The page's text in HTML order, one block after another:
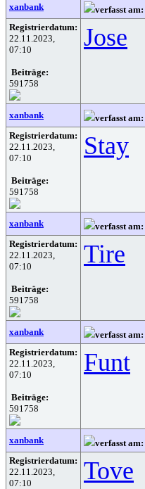
xanbank verfasst am:
Registrierdatum:
22.11.2023,
07:10
Beiträge:
591758
Jose
xanbank verfasst am:
Registrierdatum:
22.11.2023,
07:10
Beiträge:
591758
Stay
xanbank verfasst am:
Registrierdatum:
22.11.2023,
07:10
Beiträge:
591758
Tire
xanbank verfasst am:
Registrierdatum:
22.11.2023,
07:10
Beiträge:
591758
Funt
xanbank verfasst am:
Registrierdatum:
22.11.2023,
07:10
Tove